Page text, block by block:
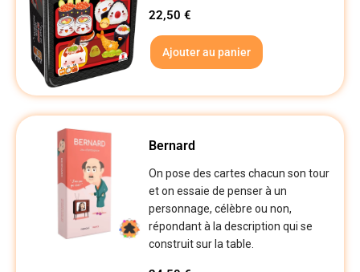
22,50€
Ajouter au panier
Bernard
On pose des cartes chacun son tour
et on essaie de penser à un
personnage, célèbre ou non,
répondant à la description qui se
construit sur la table.